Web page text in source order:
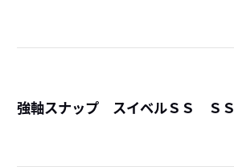
強軸スナップ スイベルＳＳ ＳＳ